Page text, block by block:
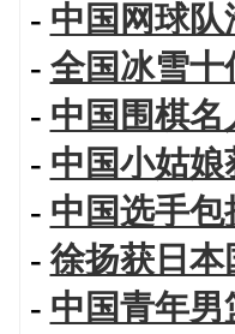
- 中国网球
- 全国冰雪十
- 中国围棋
- 中国小姑
- 中国选手
- 徐扬获日本
- 中国青年男